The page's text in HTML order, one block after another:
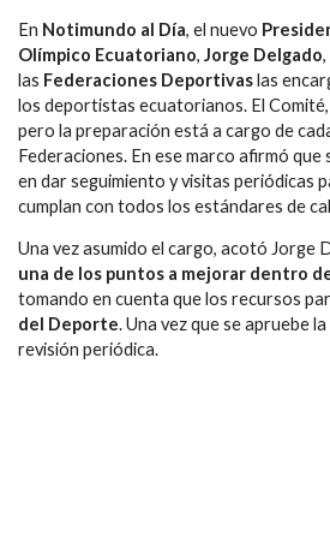
En Notimundo al Día, el nuevo
Olímpico Ecuatoriano, Jorge Delgado
las Federaciones Deportivaslas
los deportistas ecuatorianos. El Comité,
pero la preparación está a cargo de
Federaciones. En ese marco afirmó
en dar seguimiento y visitas periódicas
cumplan con todos los estándares de
Una vez asumido el cargo, acotó Jorge
una de los puntos a mejorar dentro
tomando en cuenta que los recursos
del Deporte. Una vez que se apruebe
revisión periódica.